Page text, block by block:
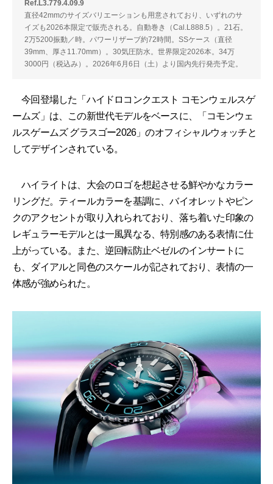
Ref.L3.779.4.09.9
直径42mmのサイズバリエーションも用意されており、いずれのサ
イズも2026本限定で販売される。自動巻き（Cal.L888.5）。21石。
2万5200振動／時。パワーリザーブ約72時間。SSケース（直径
39mm、厚さ11.70mm）。30気圧防水。世界限定2026本。34万
3000円（税込み）。2026年6月6日（土）より国内先行発売予定。
今回登場した「ハイドロコンクエスト コモンウェルスゲ
ームズ」は、この新世代モデルをベースに、「コモンウェ
ルスゲームズ グラスゴー2026」のオフィシャルウォッチと
してデザインされている。
ハイライトは、大会のロゴを想起させる鮮やかなカラー
リングだ。ティールカラーを基調に、バイオレットやピン
クのアクセントが取り入れられており、落ち着いた印象の
レギュラーモデルとは一風異なる、特別感のある表情に仕
上がっている。また、逆回転防止ベゼルのインサートに
も、ダイアルと同色のスケールが記されており、表情の一
体感が強められた。